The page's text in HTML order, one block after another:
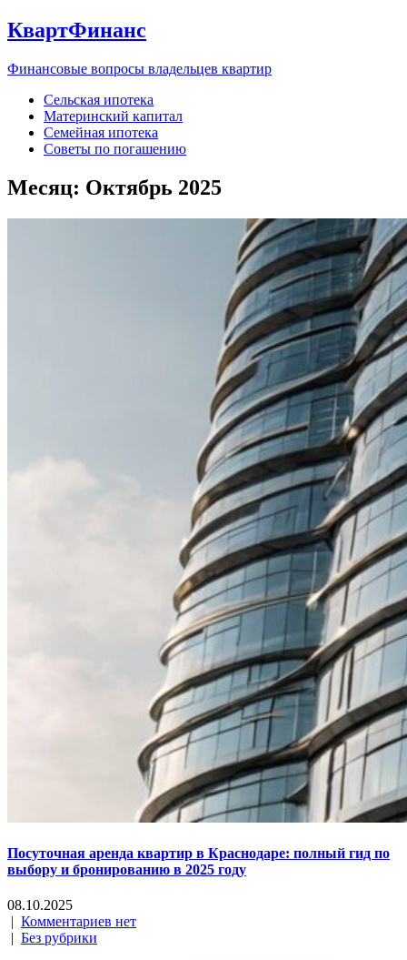
КвартФинанс
Финансовые вопросы владельцев квартир
Сельская ипотека
Материнский капитал
Семейная ипотека
Советы по погашению
Месяц: Октябрь 2025
Посуточная аренда квартир в Краснодаре: полный гид по
выбору и бронированию в 2025 году
08.10.2025
| Комментариев нет
| Без рубрики